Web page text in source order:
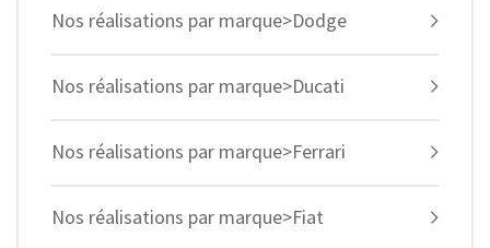
Nos réalisations par marque>Dodge
Nos réalisations par marque>Ducati
Nos réalisations par marque>Ferrari
Nos réalisations par marque>Fiat